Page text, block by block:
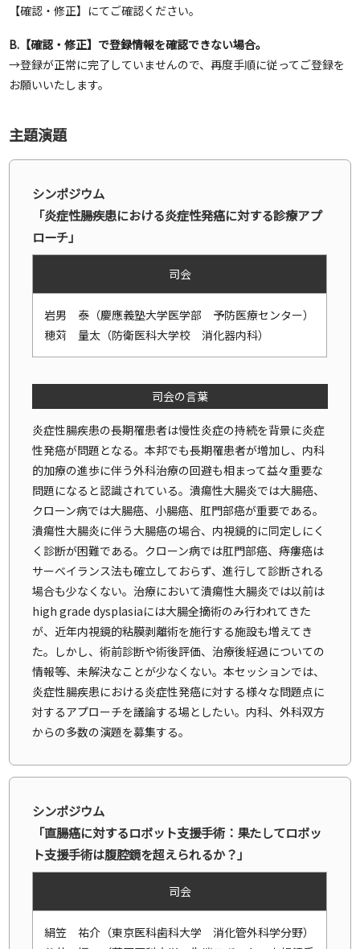
【確認・修正】にてご確認ください。
B.【確認・修正】で登録情報を確認できない場合。
→登録が正常に完了していませんので、再度手順に従ってご登録を
お願いいたします。
主題演題
シンポジウム
「炎症性腸疾患における炎症性発癌に対する診療アプ
ローチ」
司会
岩男 泰（慶應義塾大学医学部 予防医療センター）
穂苅 量太（防衛医科大学校 消化器内科）
司会の言葉
炎症性腸疾患の長期罹患者は慢性炎症の持続を背景に炎症
性発癌が問題となる。本邦でも長期罹患者が増加し、内科
的加療の進歩に伴う外科治療の回避も相まって益々重要な
問題になると認識されている。潰瘍性大腸炎では大腸癌、
クローン病では大腸癌、小腸癌、肛門部癌が重要である。
潰瘍性大腸炎に伴う大腸癌の場合、内視鏡的に同定しにく
く診断が困難である。クローン病では肛門部癌、痔瘻癌は
サーベイランス法も確立しておらず、進行して診断される
場合も少なくない。治療において潰瘍性大腸炎では以前は
high grade dysplasiaには大腸全摘術のみ行われてきた
が、近年内視鏡的粘膜剥離術を施行する施設も増えてき
た。しかし、術前診断や術後評価、治療後経過についての
情報等、未解決なことが少なくない。本セッションでは、
炎症性腸疾患における炎症性発癌に対する様々な問題点に
対するアプローチを議論する場としたい。内科、外科双方
からの多数の演題を募集する。
シンポジウム
「直腸癌に対するロボット支援手術：果たしてロボッ
ト支援手術は腹腔鏡を超えられるか？」
司会
絹笠 祐介（東京医科歯科大学 消化管外科学分野）